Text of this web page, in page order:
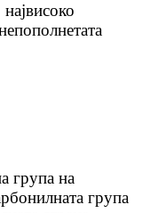
група на
група